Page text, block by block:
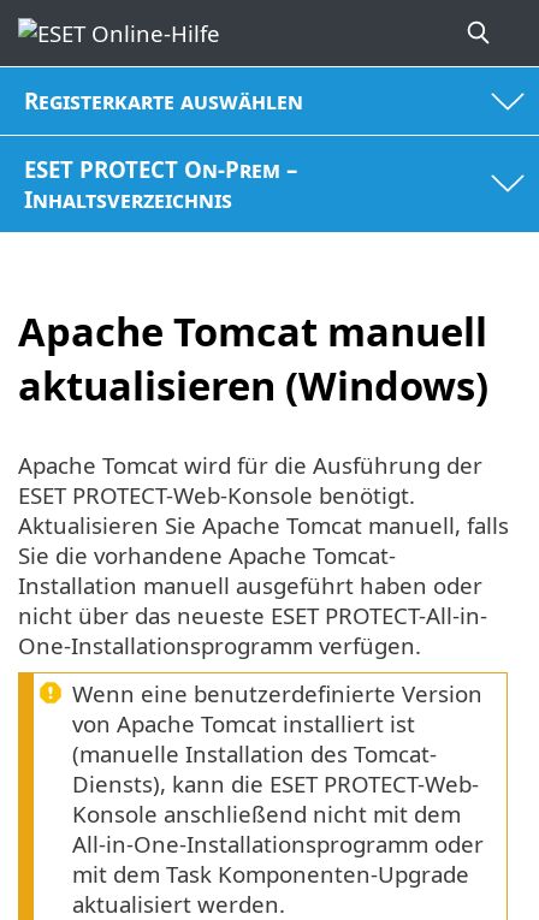
Registerkarte auswählen
ESET PROTECT On-Prem –
Inhaltsverzeichnis
Apache Tomcat manuell
aktualisieren (Windows)
Apache Tomcat wird für die Ausführung der
ESET PROTECT-Web-Konsole benötigt.
Aktualisieren Sie Apache Tomcat manuell, falls
Sie die vorhandene Apache Tomcat-
Installation manuell ausgeführt haben oder
nicht über das neueste ESET PROTECT-All-in-
One-Installationsprogramm verfügen.
Wenn eine benutzerdefinierte Version
von Apache Tomcat installiert ist
(manuelle Installation des Tomcat-
Diensts), kann die ESET PROTECT-Web-
Konsole anschließend nicht mit dem
All-in-One-Installationsprogramm oder
mit dem Task Komponenten-Upgrade
aktualisiert werden.